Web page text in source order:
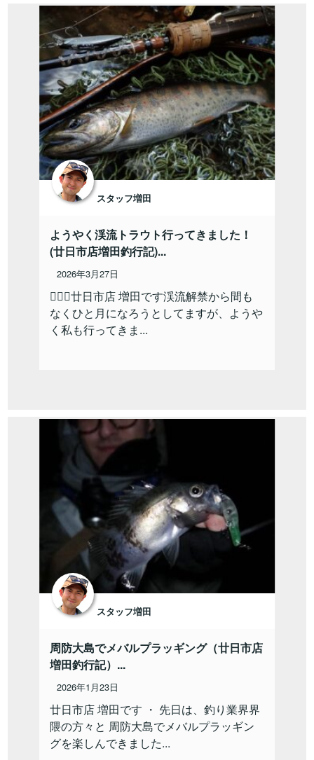
スタッフ増田
ようやく渓流トラウト行ってきました！
(廿日市店増田釣行記)...
2026年3月27日
🙋🏻‍♂️廿日市店 増田です⁡渓流解禁から間も
なくひと月になろうとしてますが、ようや
く私も行ってきま...
スタッフ増田
周防大島でメバルプラッギング（廿日市店
増田釣行記）...
2026年1月23日
廿日市店 増田です ・ 先日は、釣り業界界
隈の方々と 周防大島でメバルプラッギン
グを楽しんできました...